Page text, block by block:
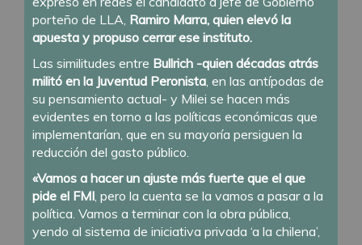
porteño de LLA, Ramiro Marra, quien elevó la
apuesta y propuso cerrar ese instituto.
Las similitudes entre Bullrich -quien décadas atrás
militó en la Juventud Peronista, en las antípodas de
su pensamiento actual- y Milei se hacen más
evidentes en torno a las políticas económicas que
implementarían, que en su mayoría persiguen la
reducción del gasto público.
«Vamos a hacer un ajuste más fuerte que el que
pide el FMI, pero la cuenta se la vamos a pasar a la
política. Vamos a terminar con la obra pública,
yendo al sistema de iniciativa privada ‘a la chilena’,